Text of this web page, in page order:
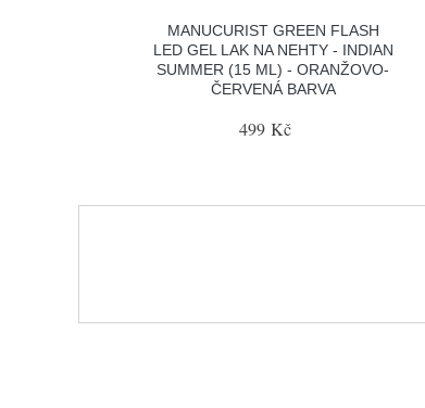
MANUCURIST GREEN FLASH
LED GEL LAK NA NEHTY - INDIAN
SUMMER (15 ML) - ORANŽOVO-
ČERVENÁ BARVA
499 Kč